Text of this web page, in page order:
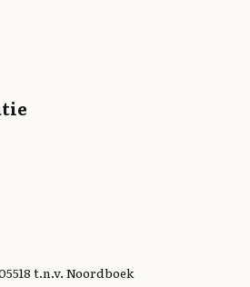
t.n.v. Noordboek